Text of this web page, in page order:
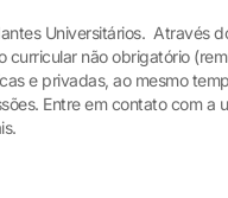
Universitários. Através
não obrigatório
e privadas, ao mesmo
Entre em contato com a